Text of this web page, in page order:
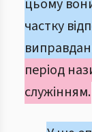
цьому
частку
період
служінням.